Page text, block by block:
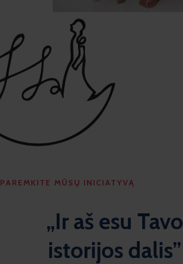
PAREMKITE MŪSŲ INICIATYVĄ
„Ir aš esu Tavo
istorijos dalis”